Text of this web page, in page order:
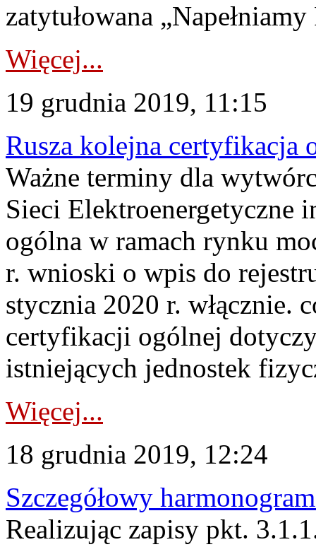
zatytułowana
Więcej...
19 grudnia 2019, 11:15
Rusza kolejna certyfikacja
Ważne terminy dla
Sieci Elektroenergetyczne
ogólna w ramach rynku
r. wnioski o wpis do
stycznia 2020 r. włącznie.
certyfikacji ogólnej
istniejących jednostek
Więcej...
18 grudnia 2019, 12:24
Szczegółowy
Realizując zapisy pkt.